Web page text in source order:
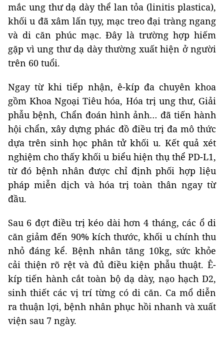
mắc ung thư dạ dày thể lan tỏa (linitis plastica),
khối u đã xâm lấn tụy, mạc treo đại tràng ngang
và di căn phúc mạc. Đây là trường hợp hiếm
gặp vì ung thư dạ dày thường xuất hiện ở người
trên 60 tuổi.
Ngay từ khi tiếp nhận, ê-kíp đa chuyên khoa
gồm Khoa Ngoại Tiêu hóa, Hóa trị ung thư, Giải
phẫu bệnh, Chẩn đoán hình ảnh… đã tiến hành
hội chẩn, xây dựng phác đồ điều trị đa mô thức
dựa trên sinh học phân tử khối u. Kết quả xét
nghiệm cho thấy khối u biểu hiện thụ thể PD-L1,
từ đó bệnh nhân được chỉ định phối hợp liệu
pháp miễn dịch và hóa trị toàn thân ngay từ
đầu.
Sau 6 đợt điều trị kéo dài hơn 4 tháng, các ổ di
căn giảm đến 90% kích thước, khối u chính thu
nhỏ đáng kể. Bệnh nhân tăng 10kg, sức khỏe
cải thiện rõ rệt và đủ điều kiện phẫu thuật. Ê-
kíp tiến hành cắt toàn bộ dạ dày, nạo hạch D2,
sinh thiết các vị trí từng có di căn. Ca mổ diễn
ra thuận lợi, bệnh nhân phục hồi nhanh và xuất
viện sau 7 ngày.